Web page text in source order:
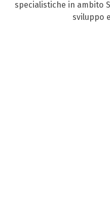
specialistiche in ambito
sviluppo